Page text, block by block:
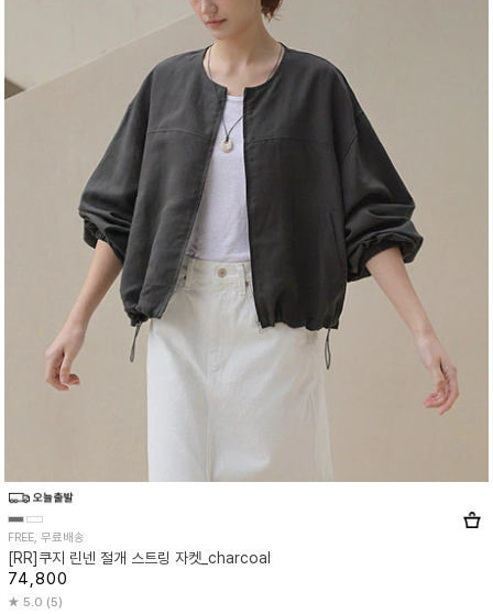
FREE, 무료배송
[RR]쿠지 린넨 절개 스트링 자켓_charcoal
74,800
5.0 (5)